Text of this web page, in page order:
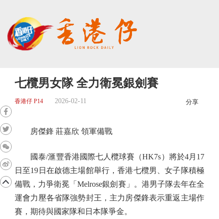
七欖男女隊 全力衛冕銀劍賽
香港仔 P14 2026-02-11 分享
房傑鋒 莊嘉欣 領軍備戰
國泰/滙豐香港國際七人欖球賽（HK7s）將於4月17
日至19日在啟德主場館舉行，香港七欖男、女子隊積極
備戰，力爭衛冕「Melrose銀劍賽」。港男子隊去年在全
運會力壓各省隊強勢封王，主力房傑鋒表示重返主場作
賽，期待與國家隊和日本隊爭金。